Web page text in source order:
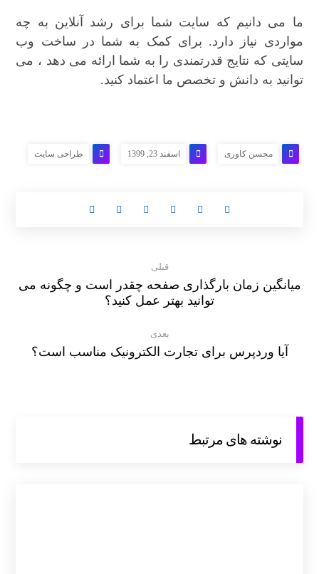
ما می دانیم که سایت شما برای رشد آنلاین به چه
مواردی نیاز دارد. برای کمک به شما در ساخت وب
سایتی که نتایج قدرتمندی را به شما ارائه می دهد ، می
توانید به دانش و تخصص ما اعتماد کنید.
محسن کاوری اسفند 23, 1399 طراحی سایت
قبلی
میانگین زمان بارگذاری صفحه چقدر است و چگونه می
توانید بهتر عمل کنید؟
بعدی
آیا وردپرس برای تجارت الکترونیک مناسب است؟
نوشته های مرتبط